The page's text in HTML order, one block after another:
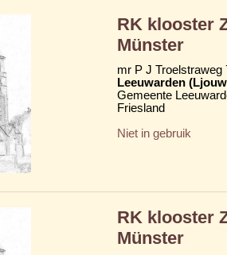
RK klooster
Münster
mr P J Troelstraweg
Leeuwarden
Gemeente
Friesland
Niet in gebruik
RK klooster
Münster